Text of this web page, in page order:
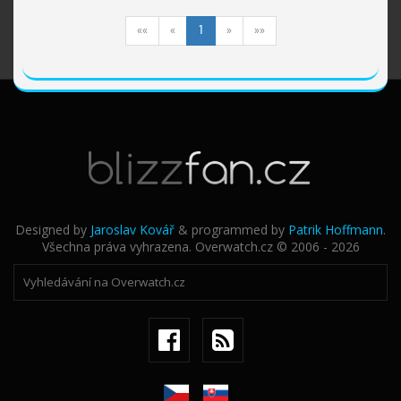
«« « 1 » »»
Designed by Jaroslav Kovář & programmed by Patrik Hoffmann.
Všechna práva vyhrazena. Overwatch.cz © 2006 - 2026